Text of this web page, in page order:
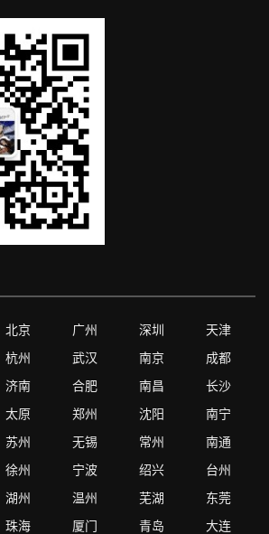
北京 广州 深圳
天津
杭州 武汉 南京
成都
济南 合肥 南昌
长沙
太原 郑州 沈阳
南宁
苏州 无锡 常州
南通
徐州 宁波 绍兴
台州
湖州 温州 芜湖
东莞
珠海 厦门 青岛 大连